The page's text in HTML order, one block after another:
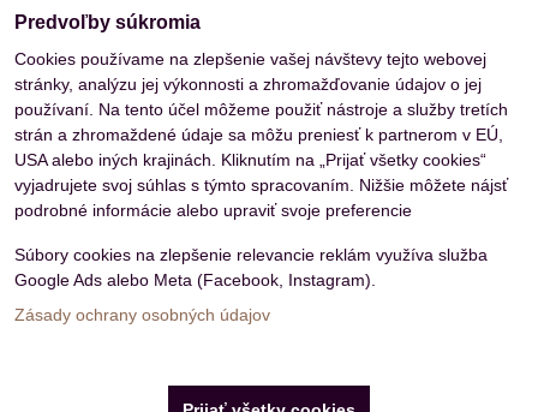
Zásady ochrany osobných údajov
Predvoľby súkromia
Cookies používame na zlepšenie vašej návštevy tejto webovej
stránky, analýzu jej výkonnosti a zhromažďovanie údajov o jej
používaní. Na tento účel môžeme použiť nástroje a služby tretích
strán a zhromaždené údaje sa môžu preniesť k partnerom v EÚ,
USA alebo iných krajinách. Kliknutím na „Prijať všetky cookies“
vyjadrujete svoj súhlas s týmto spracovaním. Nižšie môžete nájsť
podrobné informácie alebo upraviť svoje preferencie
Súbory cookies na zlepšenie relevancie reklám využíva služba
Google Ads alebo Meta (Facebook, Instagram).
Zásady ochrany osobných údajov